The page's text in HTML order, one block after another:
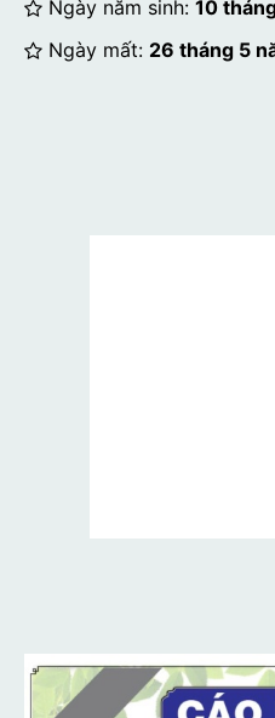
Ngày năm sinh: 10
Ngày mất: 26 tháng 5